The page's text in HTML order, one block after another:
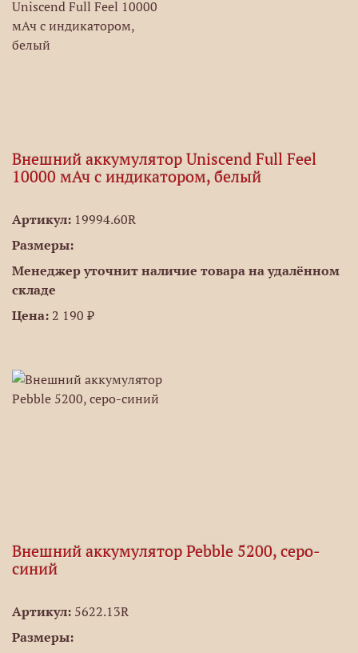
Внешний аккумулятор Uniscend Full Feel
10000 мАч с индикатором, белый
Артикул: 19994.60R
Размеры:
Менеджер уточнит наличие товара на удалённом
складе
Цена: 2 190 ₽
Внешний аккумулятор Pebble 5200, серо-
синий
Артикул: 5622.13R
Размеры: